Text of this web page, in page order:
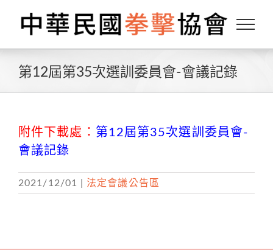
content
第12屆第35次選訓委員會-會議記錄
附件下載處： 第12屆第35次選訓委員會-
會議記錄
2021/12/01 法定會議公告區